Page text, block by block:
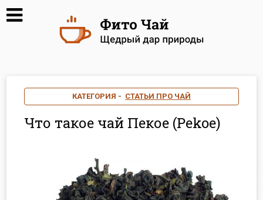
КАТЕГОРИЯ - СТАТЬИ ПРО ЧАЙ
Что такое чай Пекое (Pekoe)